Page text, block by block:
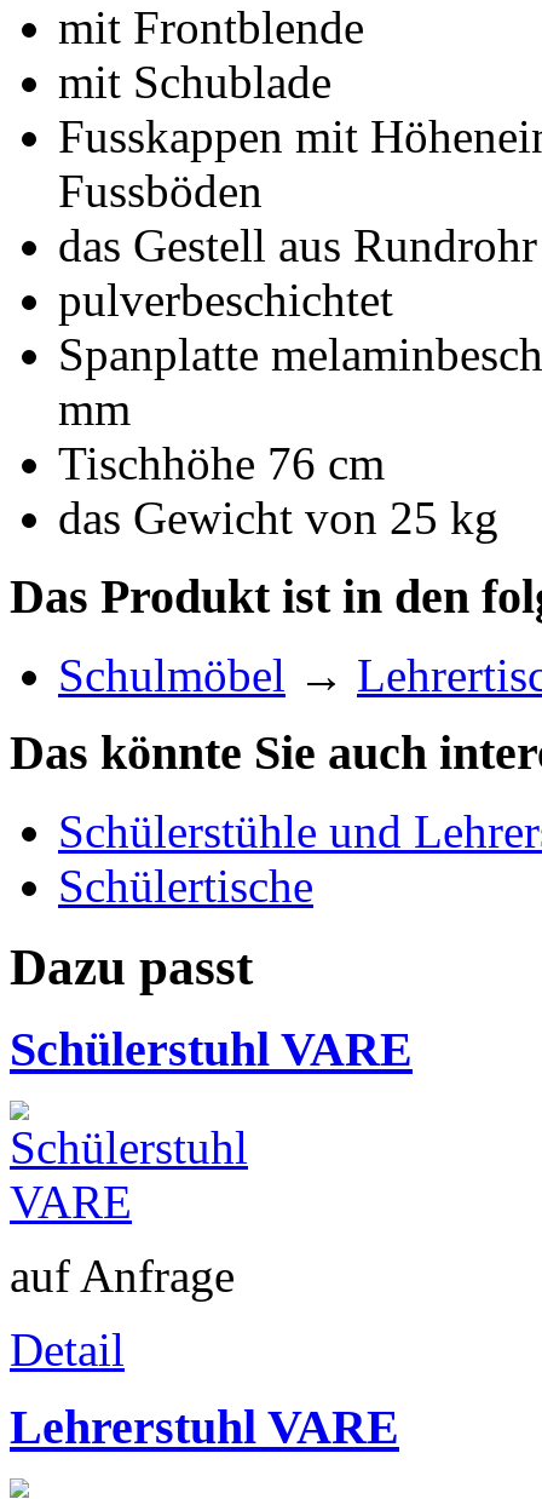
mit Frontblende
mit Schublade
Fusskappen mit
Fussböden
das Gestell aus
pulverbeschichtet
Spanplatte
mm
Tischhöhe 76 cm
das Gewicht von 25 kg
Das Produkt ist in den
Schulmöbel →
Das könnte Sie auch
Schülerstühle und
Schülertische
Dazu passt
Schülerstuhl VARE
auf Anfrage
Detail
Lehrerstuhl VARE